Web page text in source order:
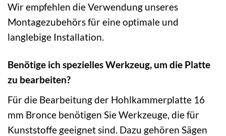
Wir empfehlen die Verwendung unseres
Montagezubehörs für eine optimale und
langlebige Installation.
Benötige ich spezielles Werkzeug, um die Platte
zu bearbeiten?
Für die Bearbeitung der Hohlkammerplatte 16
mm Bronce benötigen Sie Werkzeuge, die für
Kunststoffe geeignet sind. Dazu gehören Sägen